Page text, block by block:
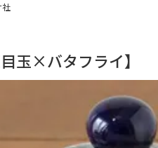
社
目玉×バタフライ】